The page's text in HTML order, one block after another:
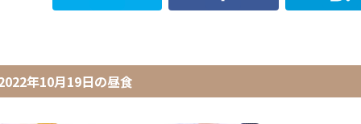
年10月19日の昼食